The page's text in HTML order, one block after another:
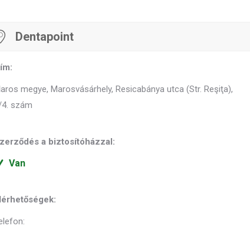
Dentapoint
megye, Marosvásárhely, Resicabánya utca (Str. Reşiţa),
szám
a biztosítóházzal:
Van